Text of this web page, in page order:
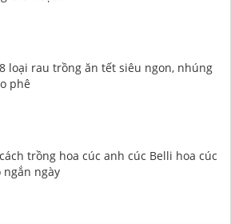
loại rau trồng ăn tết siêu ngon, nhúng
phê
trồng hoa cúc anh cúc Belli hoa cúc
ngắn ngày